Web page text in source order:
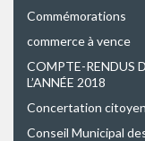
Commémorations
commerce à vence
COMPTE-RENDUS
L’ANNÉE 2018
Concertation
Conseil Municipal